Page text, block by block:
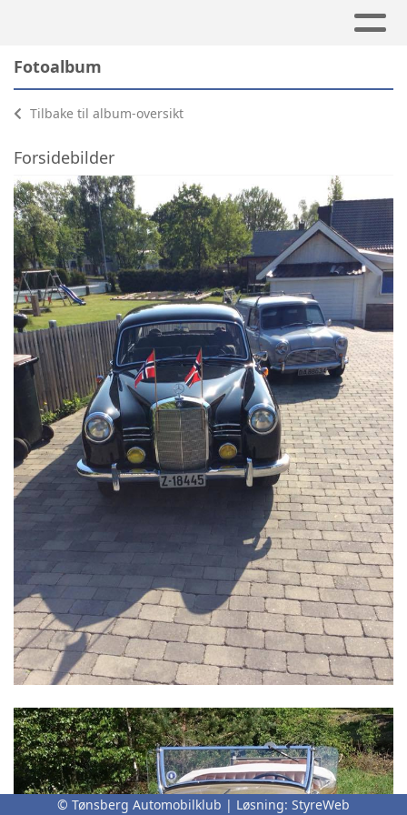
Fotoalbum
Tilbake til album-oversikt
Forsidebilder
© Tønsberg Automobilklub | Løsning: StyreWeb